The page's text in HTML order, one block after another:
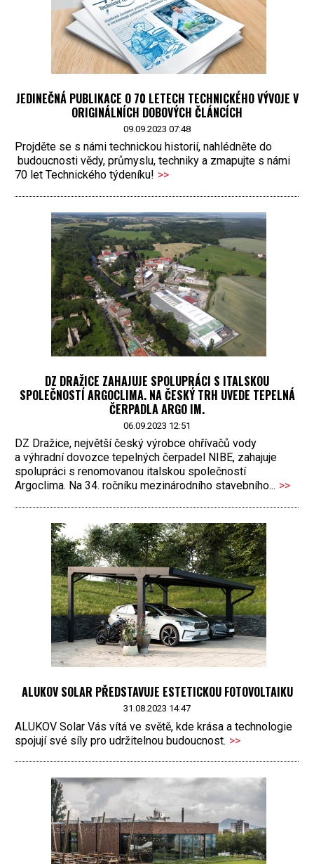
JEDINEČNÁ PUBLIKACE O 70 LETECH TECHNICKÉHO VÝVOJE V
ORIGINÁLNÍCH DOBOVÝCH ČLÁNCÍCH
09.09.2023 07:48
Projděte se s námi technickou historií, nahlédněte do
budoucnosti vědy, průmyslu, techniky a zmapujte s námi
70 let Technického týdeníku! >>
DZ DRAŽICE ZAHAJUJE SPOLUPRÁCI S ITALSKOU
SPOLEČNOSTÍ ARGOCLIMA. NA ČESKÝ TRH UVEDE TEPELNÁ
ČERPADLA ARGO IM.
06.09.2023 12:51
DZ Dražice, největší český výrobce ohřívačů vody
a výhradní dovozce tepelných čerpadel NIBE, zahajuje
spolupráci s renomovanou italskou společností
Argoclima. Na 34. ročníku mezinárodního stavebního... >>
ALUKOV SOLAR PŘEDSTAVUJE ESTETICKOU FOTOVOLTAIKU
31.08.2023 14:47
ALUKOV Solar Vás vítá ve světě, kde krása a technologie
spojují své síly pro udržitelnou budoucnost. >>